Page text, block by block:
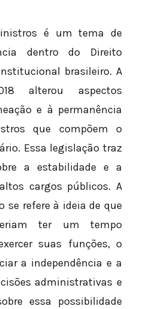
é um tema de
dentro do Direito
brasileiro. A
alterou aspectos
e à permanência
que compõem o
Essa legislação traz
a estabilidade e a
cargos públicos. A
se refere à ideia de que
ter um tempo
suas funções, o
a independência e a
administrativas e
essa possibilidade